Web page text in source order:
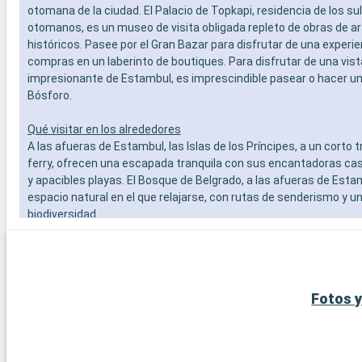
-
OTROS
- Puntos
otomana de la ciudad. El Palacio de Topkapi, residencia de los
otomanos, es un museo de visita obligada repleto de obras de
históricos. Pasee por el Gran Bazar para disfrutar de una
compras en un laberinto de boutiques. Para disfrutar de una
impresionante de Estambul, es imprescindible pasear o hacer
Bósforo.
Qué visitar en los alrededores
A las afueras de Estambul, las Islas de los Príncipes, a un corto
ferry, ofrecen una escapada tranquila con sus encantadoras
y apacibles playas. El Bosque de Belgrado, a las afueras de
espacio natural en el que relajarse, con rutas de senderismo y
biodiversidad.
Fotos